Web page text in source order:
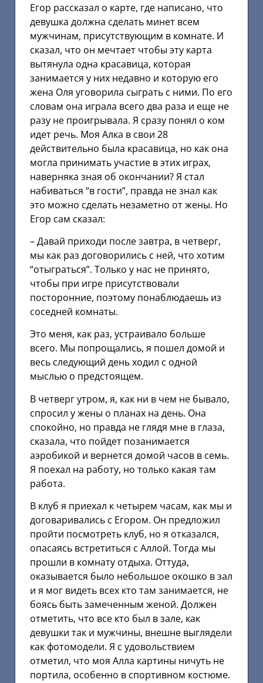
Егор рассказал о карте, где написано, что
девушка должна сделать минет всем
мужчинам, присутствующим в комнате. И
сказал, что он мечтает чтобы эту карта
вытянула одна красавица, которая
занимается у них недавно и которую его
жена Оля уговорила сыграть с ними. По его
словам она играла всего два раза и еще не
разу не проигрывала. Я сразу понял о ком
идет речь. Моя Алка в свои 28
действительно была красавица, но как она
могла принимать участие в этих играх,
наверняка зная об окончании? Я стал
набиваться “в гости”, правда не знал как
это можно сделать незаметно от жены. Но
Егор сам сказал:
– Давай приходи после завтра, в четверг,
мы как раз договорились с ней, что хотим
“отыграться”. Только у нас не принято,
чтобы при игре присутствовали
посторонние, поэтому понаблюдаешь из
соседней комнаты.
Это меня, как раз, устраивало больше
всего. Мы попрощались, я пошел домой и
весь следующий день ходил с одной
мыслью о предстоящем.
В четверг утром, я, как ни в чем не бывало,
спросил у жены о планах на день. Она
спокойно, но правда не глядя мне в глаза,
сказала, что пойдет позанимается
аэробикой и вернется домой часов в семь.
Я поехал на работу, но только какая там
работа.
В клуб я приехал к четырем часам, как мы и
договаривались с Егором. Он предложил
пройти посмотреть клуб, но я отказался,
опасаясь встретиться с Аллой. Тогда мы
прошли в комнату отдыха. Оттуда,
оказывается было небольшое окошко в зал
и я мог видеть всех кто там занимается, не
боясь быть замеченным женой. Должен
отметить, что все кто был в зале, как
девушки так и мужчины, внешне выглядели
как фотомодели. Я с удовольствием
отметил, что моя Алла картины ничуть не
портила, особенно в спортивном костюме.